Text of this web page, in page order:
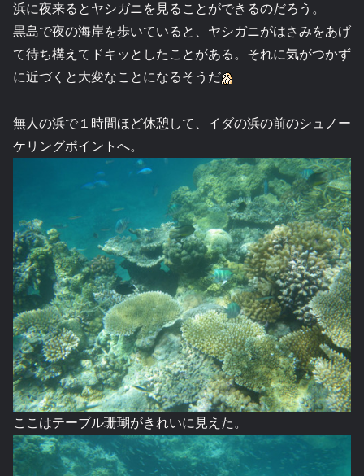
浜に夜来るとヤシガニを見ることができるのだろう。
黒島で夜の海岸を歩いていると、ヤシガニがはさみをあげ
て待ち構えてドキッとしたことがある。それに気がつかず
に近づくと大変なことになるそうだ
無人の浜で１時間ほど休憩して、イダの浜の前のシュノー
ケリングポイントへ。
ここはテーブル珊瑚がきれいに見えた。